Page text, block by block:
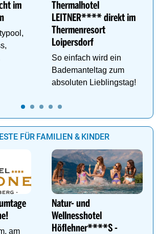
im Thermalhotel
LEITNER**** direkt im
Thermenresort
Loipersdorf
So einfach wird ein
Bademanteltag zum
absoluten Lieblingstag!
FÜR FAMILIEN & KINDER
am
Natur- und
Wellnesshotel
Höflehner****S -